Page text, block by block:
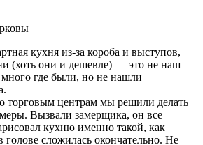
кухня из-за короба и выступов,
(хоть они и дешевле) — это не наш
где были, но не нашли
торговым центрам мы решили делать
Вызвали замерщика, он все
кухню именно такой, как
голове сложилась окончательно. Не